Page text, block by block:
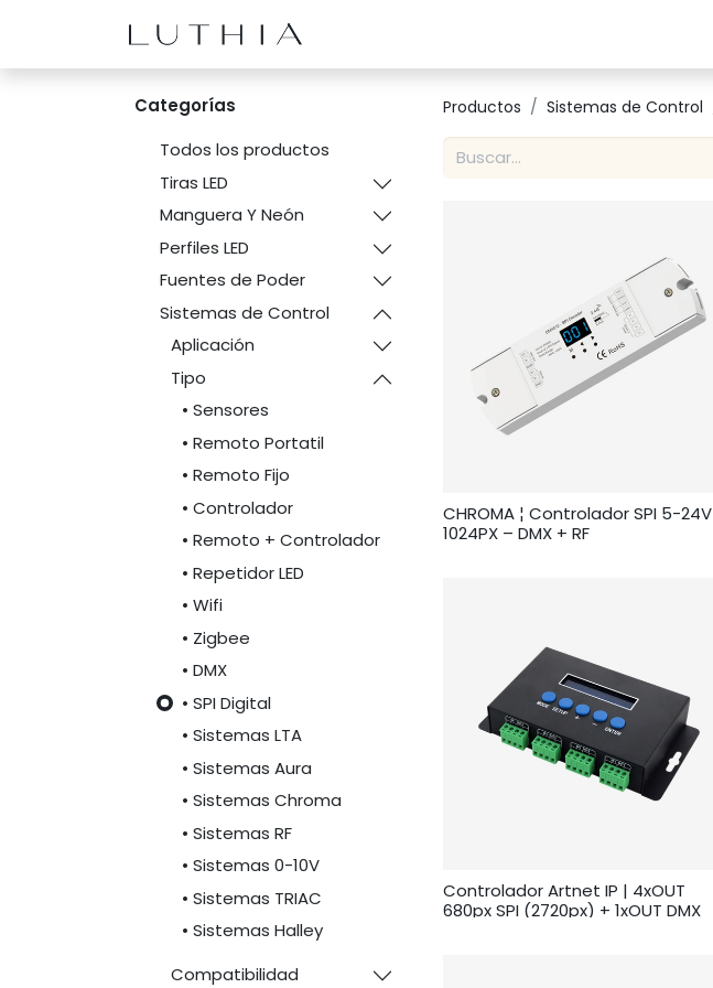
Categorías
Todos los productos
Tiras LED
Manguera Y Neón
Perfiles LED
Fuentes de Poder
Sistemas de Control
Aplicación
Tipo
• Sensores
• Remoto Portatil
• Remoto Fijo
• Controlador
• Remoto + Controlador
• Repetidor LED
• Wifi
• Zigbee
• DMX
• SPI Digital
• Sistemas LTA
• Sistemas Aura
• Sistemas Chroma
• Sistemas RF
• Sistemas 0-10V
• Sistemas TRIAC
• Sistemas Halley
Compatibilidad
Productos Sistemas de Control
CHROMA ¦ Controlador SPI 5-24V
1024PX – DMX + RF
Controlador Artnet IP | 4xOUT
680px SPI (2720px) + 1xOUT DMX